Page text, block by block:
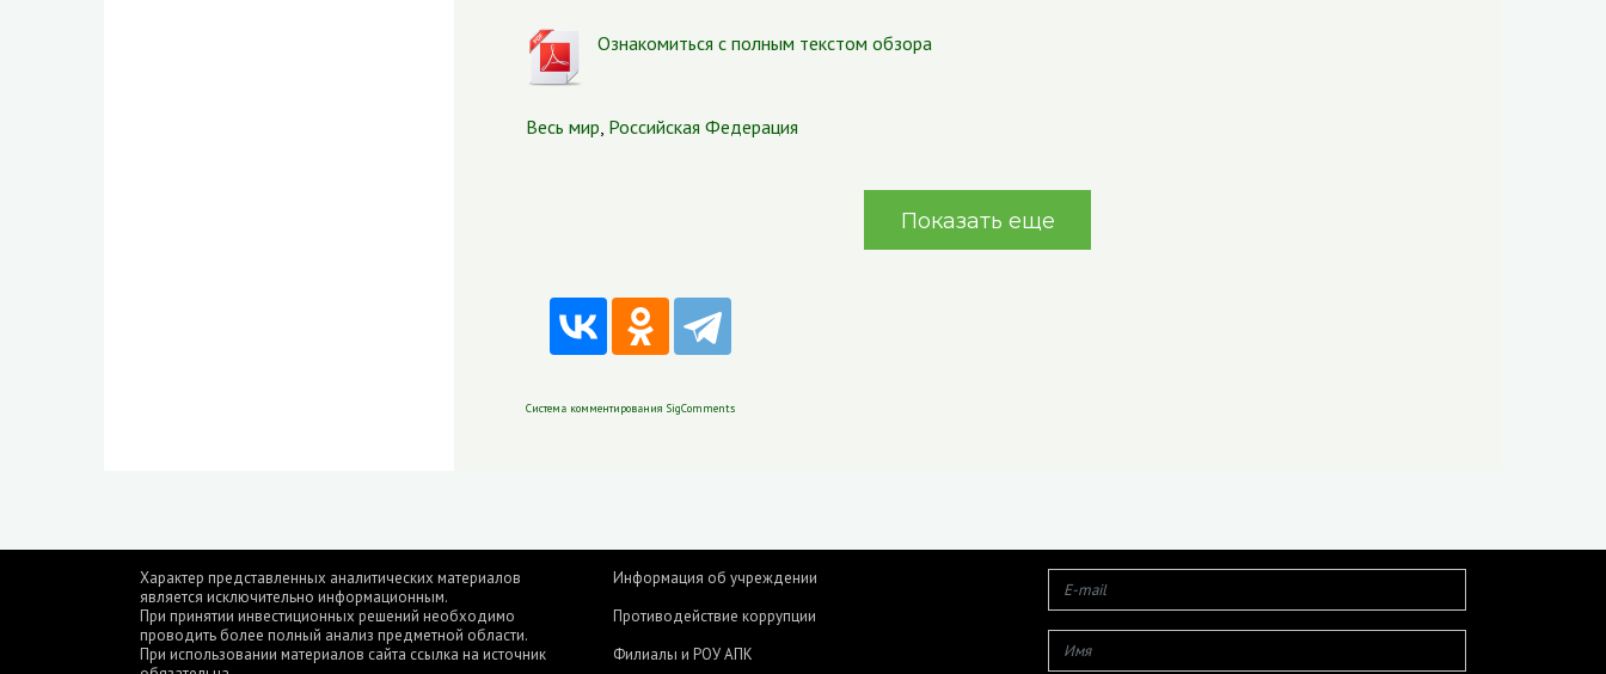
Ознакомиться с полным текстом обзора
Весь мир, Российская Федерация
Показать еще
Система комментирования SigComments
Характер представленных аналитических материалов
является исключительно информационным.
При принятии инвестиционных решений необходимо
проводить более полный анализ предметной области.
При использовании материалов сайта ссылка на источник
Информация об учреждении
Противодействие коррупции
Филиалы и РОУ АПК